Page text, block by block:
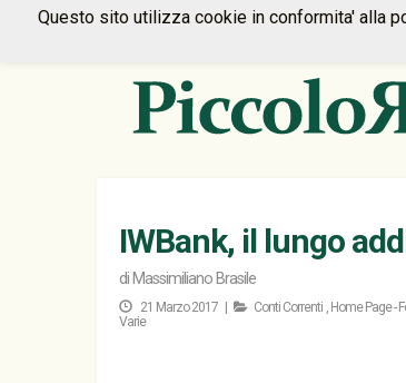
IWBank, il lungo
di Massimiliano Brasile
21 Marzo 2017 | Conti Correnti , Home Page -
Varie
Questo sito utilizza cookie in conformita' alla